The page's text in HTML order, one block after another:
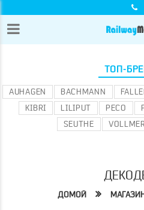
ТОП-
AUHAGEN BACHMANN
KIBRI
LILIPUT PECO
SEUTHE
ДОМОЙ